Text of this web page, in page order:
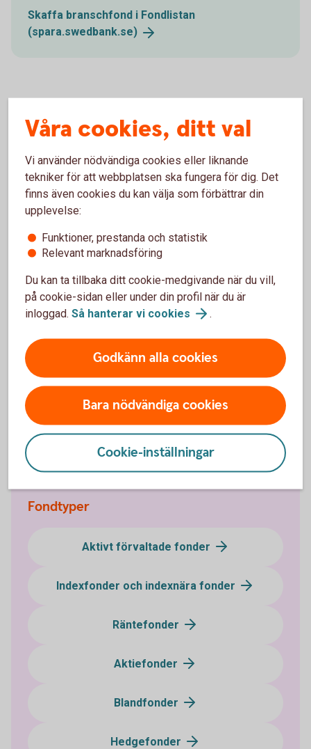
Skaffa branschfond i Fondlistan
(spara.swedbank.se)
branschfonder
Det finns två typer av branschfonder - globala och
regionala. Den förstnämnda kategorin investerar mest på
global basis. Detta minskar risken då en bolagsspecifik
händelse inte har inte samma inverkan i en global fond som
oftast en lägre risk, än de regionala, där även svängningarna
Mer information
Våra temafonder / branschfonder
(swedbank-aktiellt.se)
Fondtyper - lär dig mer om olika typer avfonder
Fonder - börjafondspara
Fondtyper
Aktivt förvaltade fonder
Indexfonder och indexnära fonder
Räntefonder
Aktiefonder
Blandfonder
Hedgefonder
Våra cookies, ditt val
Vi använder nödvändiga cookies eller liknande
tekniker för att webbplatsen ska fungera för dig. Det
finns även cookies du kan välja som förbättrar din
upplevelse:
Funktioner, prestanda och statistik
Relevant marknadsföring
Du kan ta tillbaka ditt cookie-medgivande när du vill,
på cookie-sidan eller under din profil när du är
inloggad. Så hanterar vi cookies .
Godkänn alla cookies
Bara nödvändiga cookies
Cookie-inställningar